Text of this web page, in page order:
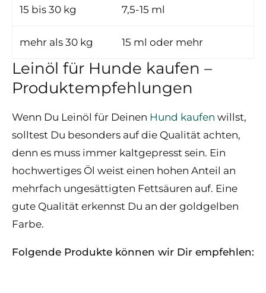
15 bis 30 kg 7,5-15 ml
mehr als 30 kg 15 ml oder mehr
Leinöl für Hunde kaufen –
Produktempfehlungen
Wenn Du Leinöl für Deinen Hund kaufen willst,
solltest Du besonders auf die Qualität achten,
denn es muss immer kaltgepresst sein. Ein
hochwertiges Öl weist einen hohen Anteil an
mehrfach ungesättigten Fettsäuren auf. Eine
gute Qualität erkennst Du an der goldgelben
Farbe.
Folgende Produkte können wir Dir empfehlen: